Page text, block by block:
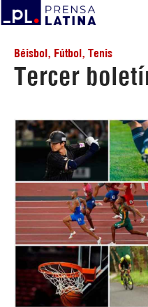
Béisbol, Fútbol, Tenis
Tercer